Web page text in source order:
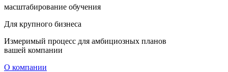
масштабирование обучения
Для крупного бизнеса
Измеримый процесс для амбициозных планов
вашей компании
О компании